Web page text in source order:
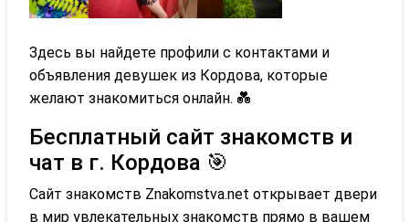
Здесь вы найдете профили с контактами и
объявления девушек из Кордова, которые
желают знакомиться онлайн. 💑
Бесплатный сайт знакомств и
чат в г. Кордова 🎯
Сайт знакомств Znakomstva.net открывает двери
в мир увлекательных знакомств прямо в вашем